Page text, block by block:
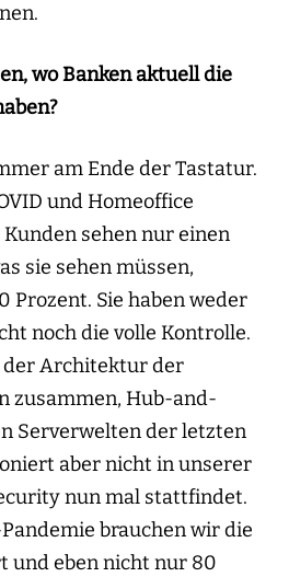
wo Banken aktuell die
am Ende der Tastatur.
und Homeoffice
sehen nur einen
sie sehen müssen,
Prozent. Sie haben weder
noch die volle Kontrolle.
der Architektur der
zusammen, Hub-and-
Serverwelten der letzten
aber nicht in unserer
nun mal stattfindet.
brauchen wir die
und eben nicht nur 80